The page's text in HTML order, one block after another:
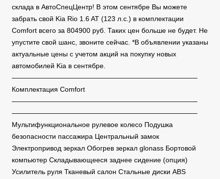
склада в АвтоСпецЦентр! В этом сентябре Вы можете
забрать свой Kia Rio 1.6 AT (123 л.с.) в комплектации
Comfort всего за 804900 руб. Таких цен больше не будет. Не
упустите свой шанс, звоните сейчас. *В объявлении указаны
актуальные цены с учетом акций на покупку новых
автомобилей Kia в сентябре.
———————————————————————————
Комплектация Comfort
———————————————————————————
———————————————————————————
Мультифункциональное рулевое колесо Подушка
безопасности пассажира Центральный замок
Электропривод зеркал Обогрев зеркал glonass Бортовой
компьютер Складывающееся заднее сидение (опция)
Усилитель руля Тканевый салон Стальные диски ABS